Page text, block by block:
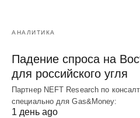
АНАЛИТИКА
Падение спроса на
для российского угля
Партнер NEFT Research по
специально для Gas&Money:
1 день ago